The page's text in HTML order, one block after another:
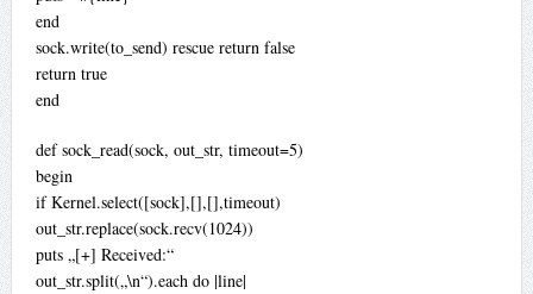
end
sock.write(to_send) rescue return false
return true
end
def sock_read(sock, out_str, timeout=5)
begin
if Kernel.select([sock],[],[],timeout)
out_str.replace(sock.recv(1024))
puts „[+] Received:“
out_str.split(„\n“).each do |line|